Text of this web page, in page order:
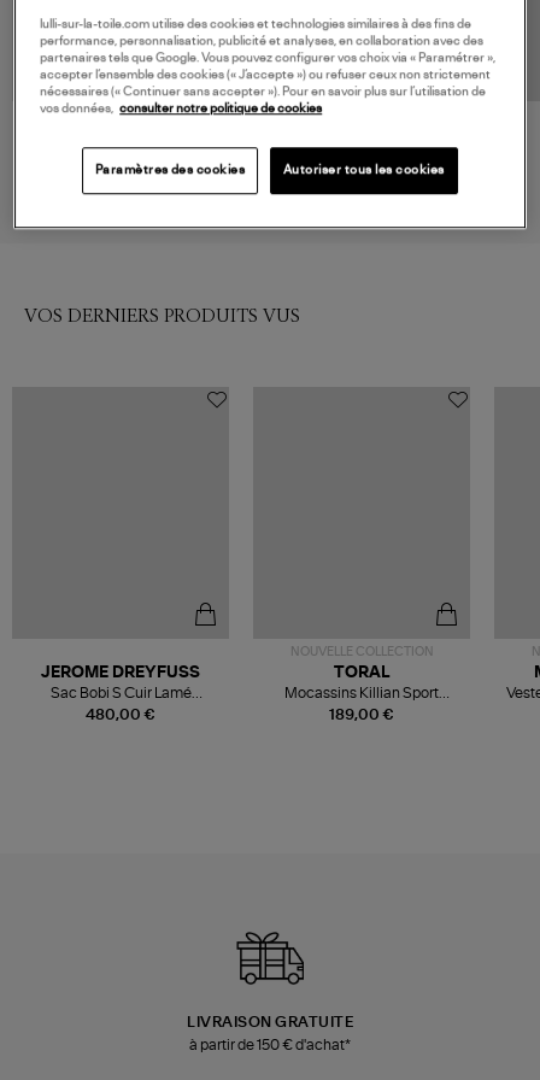
350,00 €
275,00 €
VOS DERNIERS PRODUITS VUS
480,00 €
JEROME DREYFUSS
Sac Bobi S Cuir Lamé
Champagne
NOUVELLE COLLECTION
189,00 €
TORAL
Mocassins Killian Sport
Mousse
LIVRAISON GRATUITE
à partir de 150 € d'achat*
lulli-sur-la-toile.com utilise des cookies et technologies similaires à des fins de
performance, personnalisation, publicité et analyses, en collaboration avec des
partenaires tels que Google. Vous pouvez configurer vos choix via « Paramétrer »,
accepter l’ensemble des cookies (« J’accepte ») ou refuser ceux non strictement
nécessaires (« Continuer sans accepter »). Pour en savoir plus sur l’utilisation de
vos données, consulter notre politique de cookies
Paramètres des cookies Autoriser tous les cookies